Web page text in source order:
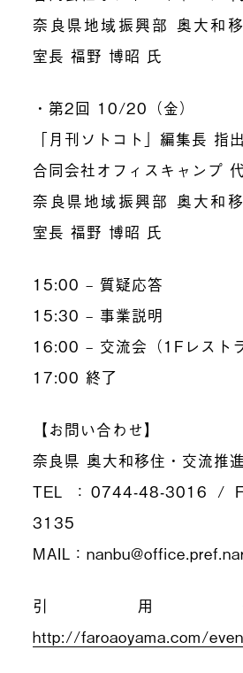
奈良県地域振興部 奥大和
室長 福野 博昭 氏
・第2回 10/20（金）
「月刊ソトコト」編集長 指
合同会社オフィスキャンプ
奈良県地域振興部 奥大和
室長 福野 博昭 氏
15:00 – 質疑応答
15:30 – 事業説明
16:00 – 交流会（1Fレスト
17:00 終了
【お問い合わせ】
奈良県 奥大和移住・交流推
TEL ：0744-48-3016 /
3135
MAIL：
引用
http://faroaoyama.com/